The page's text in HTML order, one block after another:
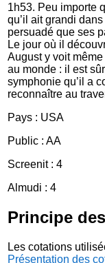
1h53. Peu importe
qu’il ait grandi
persuadé que ses
Le jour où il
August y voit
au monde : il est
symphonie qu’il a
reconnaître au
Pays : USA
Public : AA
Screenit : 4
Almudi : 4
Principe
Les cotations
Présentation des